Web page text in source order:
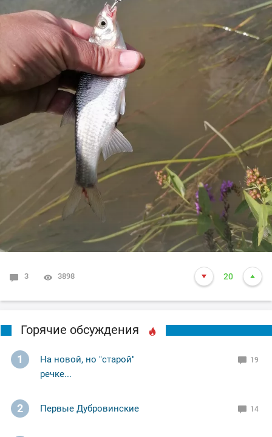
3 3898 20
Горячие обсуждения
1
На новой, но "старой"
речке...
19
2 Первые Дубровинские 14